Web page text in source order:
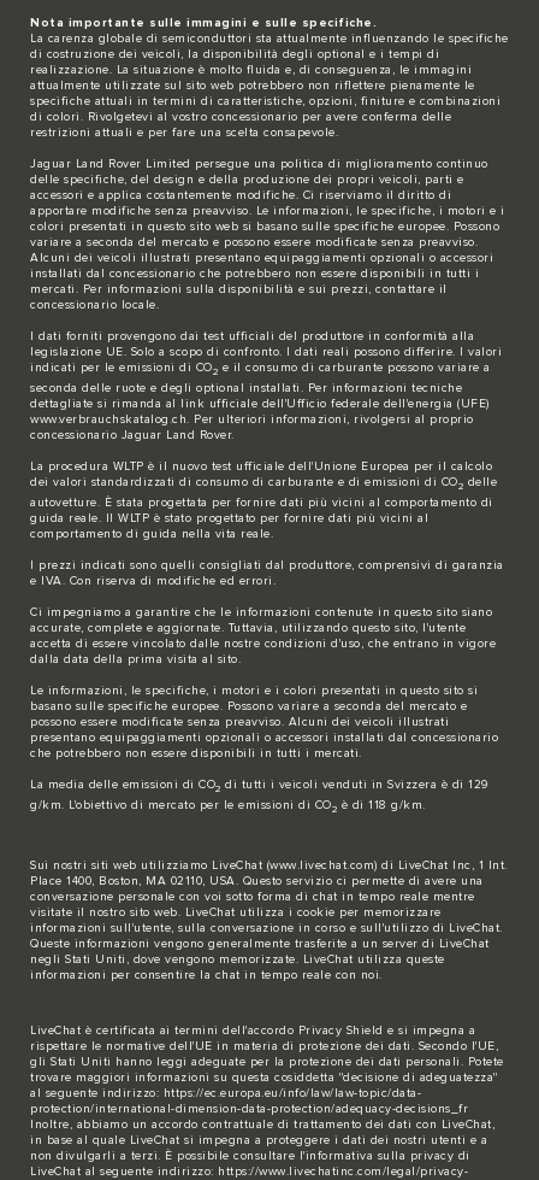
Nota importante sulle immagini e sulle specifiche.
La carenza globale di semiconduttori sta attualmente influenzando le specifiche
di costruzione dei veicoli, la disponibilità degli optional e i tempi di
realizzazione. La situazione è molto fluida e, di conseguenza, le immagini
attualmente utilizzate sul sito web potrebbero non riflettere pienamente le
specifiche attuali in termini di caratteristiche, opzioni, finiture e combinazioni
di colori. Rivolgetevi al vostro concessionario per avere conferma delle
restrizioni attuali e per fare una scelta consapevole.
Jaguar Land Rover Limited persegue una politica di miglioramento continuo
delle specifiche, del design e della produzione dei propri veicoli, parti e
accessori e applica costantemente modifiche. Ci riserviamo il diritto di
apportare modifiche senza preavviso. Le informazioni, le specifiche, i motori e i
colori presentati in questo sito web si basano sulle specifiche europee. Possono
variare a seconda del mercato e possono essere modificate senza preavviso.
Alcuni dei veicoli illustrati presentano equipaggiamenti opzionali o accessori
installati dal concessionario che potrebbero non essere disponibili in tutti i
mercati. Per informazioni sulla disponibilità e sui prezzi, contattare il
concessionario locale.
I dati forniti provengono dai test ufficiali del produttore in conformità alla
legislazione UE. Solo a scopo di confronto. I dati reali possono differire. I valori
indicati per le emissioni di CO2 e il consumo di carburante possono variare a
seconda delle ruote e degli optional installati. Per informazioni tecniche
dettagliate si rimanda al link ufficiale dell'Ufficio federale dell'energia (UFE)
www.verbrauchskatalog.ch. Per ulteriori informazioni, rivolgersi al proprio
concessionario Jaguar Land Rover.
La procedura WLTP è il nuovo test ufficiale dell'Unione Europea per il calcolo
dei valori standardizzati di consumo di carburante e di emissioni di CO2 delle
autovetture. È stata progettata per fornire dati più vicini al comportamento di
guida reale. Il WLTP è stato progettato per fornire dati più vicini al
comportamento di guida nella vita reale.
I prezzi indicati sono quelli consigliati dal produttore, comprensivi di garanzia
e IVA. Con riserva di modifiche ed errori.
Ci impegniamo a garantire che le informazioni contenute in questo sito siano
accurate, complete e aggiornate. Tuttavia, utilizzando questo sito, l'utente
accetta di essere vincolato dalle nostre condizioni d'uso, che entrano in vigore
dalla data della prima visita al sito.
Le informazioni, le specifiche, i motori e i colori presentati in questo sito si
basano sulle specifiche europee. Possono variare a seconda del mercato e
possono essere modificate senza preavviso. Alcuni dei veicoli illustrati
presentano equipaggiamenti opzionali o accessori installati dal concessionario
che potrebbero non essere disponibili in tutti i mercati.
La media delle emissioni di CO2 di tutti i veicoli venduti in Svizzera è di 129
g/km. L'obiettivo di mercato per le emissioni di CO2 è di 118 g/km.
Sui nostri siti web utilizziamo LiveChat (www.livechat.com) di LiveChat Inc, 1 Int.
Place 1400, Boston, MA 02110, USA. Questo servizio ci permette di avere una
conversazione personale con voi sotto forma di chat in tempo reale mentre
visitate il nostro sito web. LiveChat utilizza i cookie per memorizzare
informazioni sull'utente, sulla conversazione in corso e sull'utilizzo di LiveChat.
Queste informazioni vengono generalmente trasferite a un server di LiveChat
negli Stati Uniti, dove vengono memorizzate. LiveChat utilizza queste
informazioni per consentire la chat in tempo reale con noi.
LiveChat è certificata ai termini dell'accordo Privacy Shield e si impegna a
rispettare le normative dell'UE in materia di protezione dei dati. Secondo l'UE,
gli Stati Uniti hanno leggi adeguate per la protezione dei dati personali. Potete
trovare maggiori informazioni su questa cosiddetta "decisione di adeguatezza"
al seguente indirizzo: https://ec.europa.eu/info/law/law-topic/data-
protection/international-dimension-data-protection/adequacy-decisions_fr
Inoltre, abbiamo un accordo contrattuale di trattamento dei dati con LiveChat,
in base al quale LiveChat si impegna a proteggere i dati dei nostri utenti e a
non divulgarli a terzi. È possibile consultare l'informativa sulla privacy di
LiveChat al seguente indirizzo: https://www.livechatinc.com/legal/privacy-